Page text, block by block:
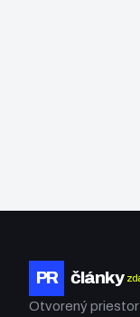
PR články
Otvorený priestor